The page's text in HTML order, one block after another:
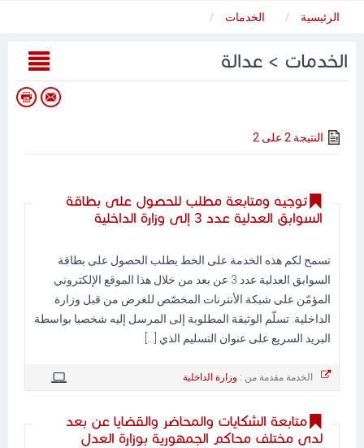
الرئيسية الخدمات
الخدمات > عدالة
النتيجة 2 على 2
توجيه ومتابعة مطلب للحصول على بطاقة
السوابق العدلية عدد 3 إلى وزارة الداخلية
تسمح لكم هذه الخدمة على الخط بطلب الحصول على بطاقة
السوابق العدلية عدد 3 عن بعد من خلال هذا الموقع الإلكتروني
المؤمّن على شبكة الأنترنات المخصّص للغرض من قبل وزارة
الداخلية. تسلّم الوثيقة المطلوبة إلى المرسل إليه شخصيا بواسطة
البريد السريع على عنوان التسليم الذي [...]
الخدمة مقدمة من : وزارة الداخلية
متابعة الشكايات والمحاضر والقضايا عن بعد
لدى مختلف محاكم الجمهورية بوزارة العدل